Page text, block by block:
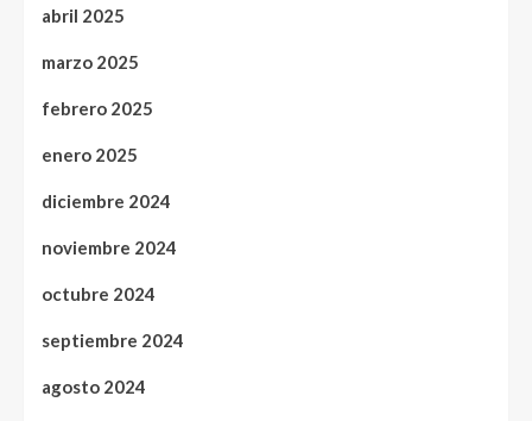
abril 2025
marzo 2025
febrero 2025
enero 2025
diciembre 2024
noviembre 2024
octubre 2024
septiembre 2024
agosto 2024